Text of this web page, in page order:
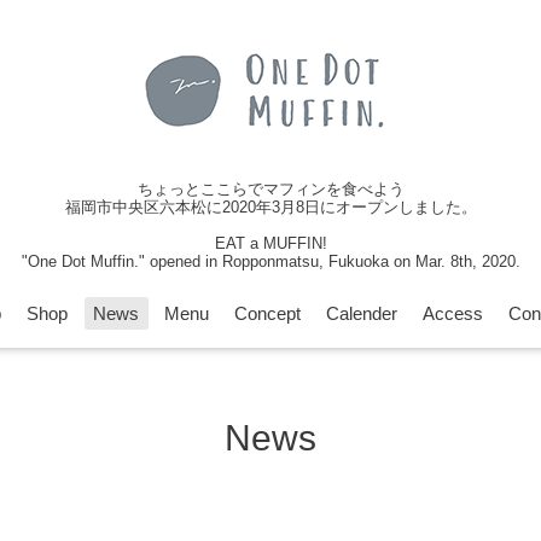
ちょっとここらでマフィンを食べよう
福岡市中央区六本松に2020年3月8日にオープンしました。
EAT a MUFFIN!
"One Dot Muffin." opened in Ropponmatsu, Fukuoka on Mar. 8th, 2020.
Shop News Menu Concept Calender Access
News